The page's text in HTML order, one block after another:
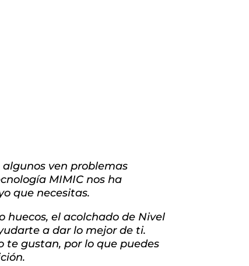
ven problemas
MIMIC nos ha
que necesitas.
huecos, el acolchado de Nivel
a dar lo mejor de ti.
te gustan, por lo que puedes